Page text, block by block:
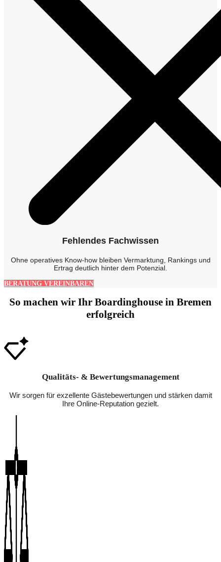
Fehlendes Fachwissen
Ohne operatives Know-how bleiben Vermarktung, Rankings und
Ertrag deutlich hinter dem Potenzial.
BERATUNG VEREINBAREN
So machen wir Ihr Boardinghouse in Bremen
erfolgreich
Qualitäts- & Bewertungsmanagement
Wir sorgen für exzellente Gästebewertungen und stärken damit
Ihre Online-Reputation gezielt.